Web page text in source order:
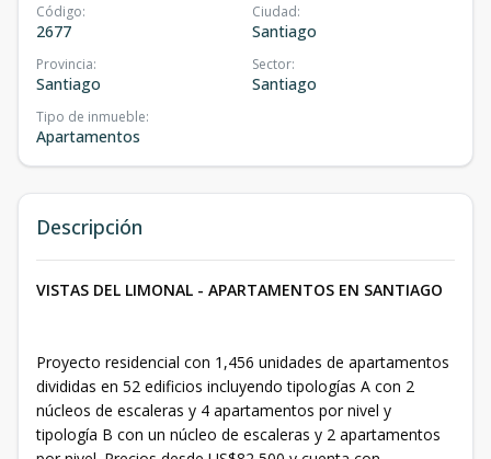
Código:
2677
Ciudad:
Santiago
Provincia:
Santiago
Sector:
Santiago
Tipo de inmueble:
Apartamentos
Descripción
VISTAS DEL LIMONAL - APARTAMENTOS EN SANTIAGO
Proyecto residencial con 1,456 unidades de apartamentos
divididas en 52 edificios incluyendo tipologías A con 2
núcleos de escaleras y 4 apartamentos por nivel y
tipología B con un núcleo de escaleras y 2 apartamentos